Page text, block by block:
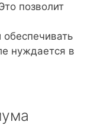
позволит
нуждается в